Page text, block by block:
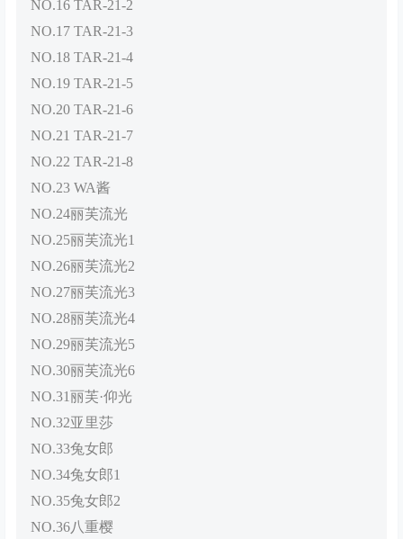
NO.16 TAR-21-2
NO.17 TAR-21-3
NO.18 TAR-21-4
NO.19 TAR-21-5
NO.20 TAR-21-6
NO.21 TAR-21-7
NO.22 TAR-21-8
NO.23 WA酱
NO.24丽芙流光
NO.25丽芙流光1
NO.26丽芙流光2
NO.27丽芙流光3
NO.28丽芙流光4
NO.29丽芙流光5
NO.30丽芙流光6
NO.31丽芙·仰光
NO.32亚里莎
NO.33兔女郎
NO.34兔女郎1
NO.35兔女郎2
NO.36八重樱